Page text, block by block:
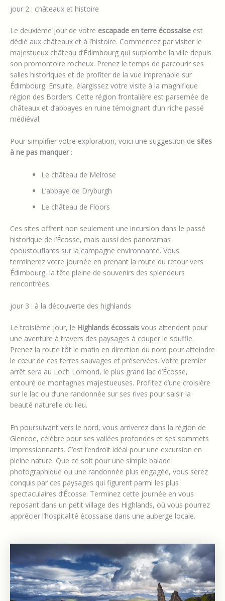
jour 2 : châteaux et histoire
Le deuxième jour de votre escapade en terre écossaise est
dédié aux châteaux et à l’histoire. Commencez par visiter le
majestueux château d’Édimbourg qui surplombe la ville depuis
son promontoire rocheux. Prenez le temps de parcourir ses
salles historiques et de profiter de la vue imprenable sur
Édimbourg. Ensuite, élargissez votre visite à la magnifique
région des Borders. Cette région frontalière est parsemée de
châteaux et d’abbayes en ruine témoignant d’un riche passé
médiéval.
Pour simplifier votre exploration, voici une suggestion de sites
à ne pas manquer:
Le château de Melrose
L’abbaye de Dryburgh
Le château de Floors
Ces sites offrent non seulement une incursion dans le passé
historique de l’Écosse, mais aussi des panoramas
époustouflants sur la campagne environnante. Vous
terminerez votre journée en prenant la route du retour vers
Édimbourg, la tête pleine de souvenirs des splendeurs
rencontrées.
jour 3 : à la découverte des highlands
Le troisième jour, le Highlands écossais vous attendent pour
une aventure à travers des paysages à couper le souffle.
Prenez la route tôt le matin en direction du nord pour atteindre
le cœur de ces terres sauvages et préservées. Votre premier
arrêt sera au Loch Lomond, le plus grand lac d’Écosse,
entouré de montagnes majestueuses. Profitez d’une croisière
sur le lac ou d’une randonnée sur ses rives pour saisir la
beauté naturelle du lieu.
En poursuivant vers le nord, vous arriverez dans la région de
Glencoe, célèbre pour ses vallées profondes et ses sommets
impressionnants. C’est l’endroit idéal pour une excursion en
pleine nature. Que ce soit pour une simple balade
photographique ou une randonnée plus engagée, vous serez
conquis par ces paysages qui figurent parmi les plus
spectaculaires d’Écosse. Terminez cette journée en vous
reposant dans un petit village des Highlands, où vous pourrez
apprécier l’hospitalité écossaise dans une auberge locale.